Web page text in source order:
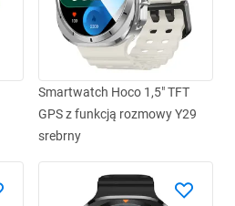
Smartwatch Hoco 1,5" TFT
GPS z funkcją rozmowy Y29
srebrny